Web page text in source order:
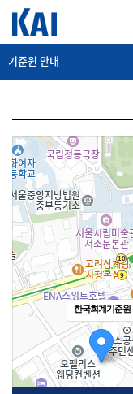
기준원 안내
한국회계기준원